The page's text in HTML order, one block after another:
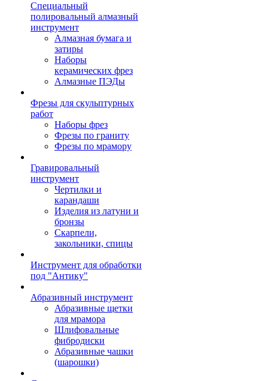
Специальный
полировальный алмазный
инструмент
Алмазная бумага и
затиры
Наборы
керамических фрез
Алмазные ПЭДы
Фрезы для скульптурных
работ
Наборы фрез
Фрезы по граниту
Фрезы по мрамору
Гравировальный
инструмент
Чертилки и
карандаши
Изделия из латуни и
бронзы
Скарпели,
закольники, спицы
Инструмент для обработки
под "Антику"
Абразивный инструмент
Абразивные щетки
для мрамора
Шлифовальные
фибродиски
Абразивные чашки
(шарошки)